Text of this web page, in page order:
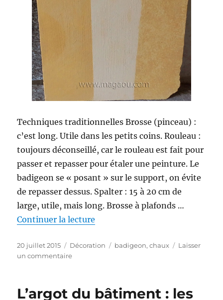
colature,
eau
Techniques traditionnelles Brosse (pinceau) :
c’est long. Utile dans les petits coins. Rouleau :
toujours déconseillé, car le rouleau est fait pour
passer et repasser pour étaler une peinture. Le
badigeon se « posant » sur le support, on évite
de repasser dessus. Spalter : 15 à 20 cm de
large, utile, mais long. Brosse à plafonds …
Continuer la lecture
Publié
le
20 juillet 2015 Catégories
Décoration Étiquettes
badigeon,chaux
Laisser
un commentairesur
badigeon
L’argot du bâtiment : les